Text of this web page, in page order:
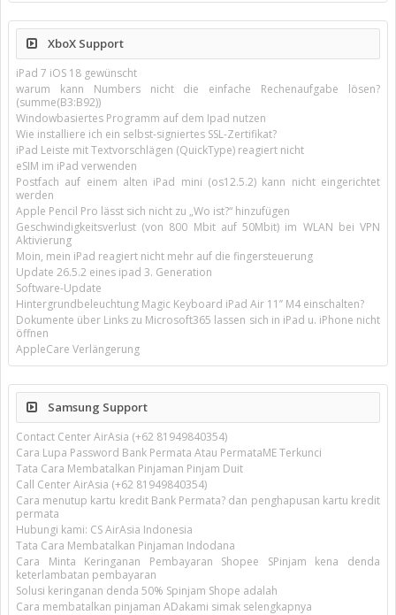
XboX Support
iPad 7 iOS 18 gewünscht
warum kann Numbers nicht die einfache Rechenaufgabe lösen?
(summe(B3:B92))
Windowbasiertes Programm auf dem Ipad nutzen
Wie installiere ich ein selbst-signiertes SSL-Zertifikat?
iPad Leiste mit Textvorschlägen (QuickType) reagiert nicht
eSIM im iPad verwenden
Postfach auf einem alten iPad mini (os12.5.2) kann nicht eingerichtet
werden
Apple Pencil Pro lässt sich nicht zu „Wo ist?“ hinzufügen
Geschwindigkeitsverlust (von 800 Mbit auf 50Mbit) im WLAN bei VPN
Aktivierung
Moin, mein iPad reagiert nicht mehr auf die fingersteuerung
Update 26.5.2 eines ipad 3. Generation
Software-Update
Hintergrundbeleuchtung Magic Keyboard iPad Air 11’’ M4 einschalten?
Dokumente über Links zu Microsoft365 lassen sich in iPad u. iPhone nicht
öffnen
AppleCare Verlängerung
Samsung Support
Contact Center AirAsia (+62 81949840354)
Cara Lupa Password Bank Permata Atau PermataME Terkunci
Tata Cara Membatalkan Pinjaman Pinjam Duit
Call Center AirAsia (+62 81949840354)
Cara menutup kartu kredit Bank Permata? dan penghapusan kartu kredit
permata
Hubungi kami: CS AirAsia Indonesia
Tata Cara Membatalkan Pinjaman Indodana
Cara Minta Keringanan Pembayaran Shopee SPinjam kena denda
keterlambatan pembayaran
Solusi keringanan denda 50% Spinjam Shope adalah
Cara membatalkan pinjaman ADakami simak selengkapnya